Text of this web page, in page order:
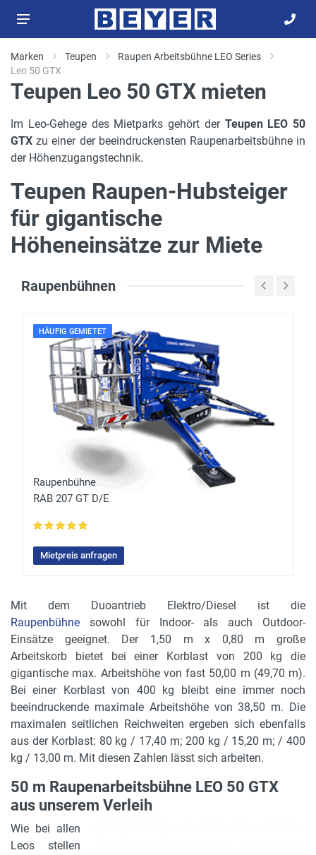
Marken Teupen
Raupen Arbeitsbühne LEO Series
Leo 50 GTX
Teupen Leo 50 GTX mieten
Im Leo-Gehege des Mietparks gehört der Teupen LEO 50
GTX zu einer der beeindruckensten Raupenarbeitsbühne in
der Höhenzugangstechnik.
Teupen Raupen-Hubsteiger
für gigantische
Höheneinsätze zur Miete
Raupenbühnen
HÄUFIG GEMIETET
Raupenbühne
RAB 207 GT D/E
Mietpreis anfragen
Mit dem Duoantrieb Elektro/Diesel ist die
Raupenbühne sowohl für Indoor- als auch Outdoor-
Einsätze geeignet. Der 1,50 m x 0,80 m große
Arbeitskorb bietet bei einer Korblast von 200 kg die
gigantische max. Arbeitshöhe von fast 50,00 m (49,70 m).
Bei einer Korblast von 400 kg bleibt eine immer noch
beeindruckende maximale Arbeitshöhe von 38,50 m. Die
maximalen seitlichen Reichweiten ergeben sich ebenfalls
aus der Korblast: 80 kg / 17,40 m; 200 kg / 15,20 m; / 400
kg / 13,00 m. Mit diesen Zahlen lässt sich arbeiten.
50 m Raupenarbeitsbühne LEO 50 GTX
aus unserem Verleih
Wie bei allen
Leos stellen